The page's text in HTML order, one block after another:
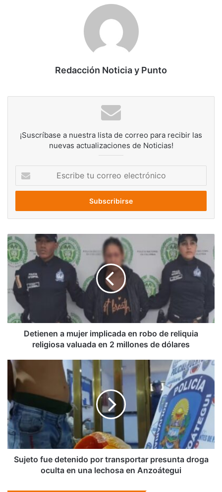
Redacción Noticia y Punto
¡Suscríbase a nuestra lista de correo para recibir las
nuevas actualizaciones de Noticias!
correo
Detienen
a
mujer
implicada
en
robo
reliquia
religiosa
valuada
millones
de
dólares
Detienen a mujer implicada en robo de reliquia
religiosa valuada en 2 millones de dólares
Sujeto
fue
detenido
transportar
presunta
droga
oculta
en
una
Anzoátegui
Sujeto fue detenido por transportar presunta droga
oculta en una lechosa en Anzoátegui